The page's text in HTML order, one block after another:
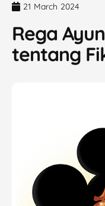
21 March 2024
Rega
tentang